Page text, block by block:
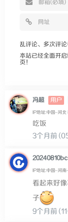
乱评论、多次评
本站已经全面开
页！
冯超 用户
IP地址:中国–河
吃饭
3个月前
IP地址:中国–河南
看起来好
子
9个月前